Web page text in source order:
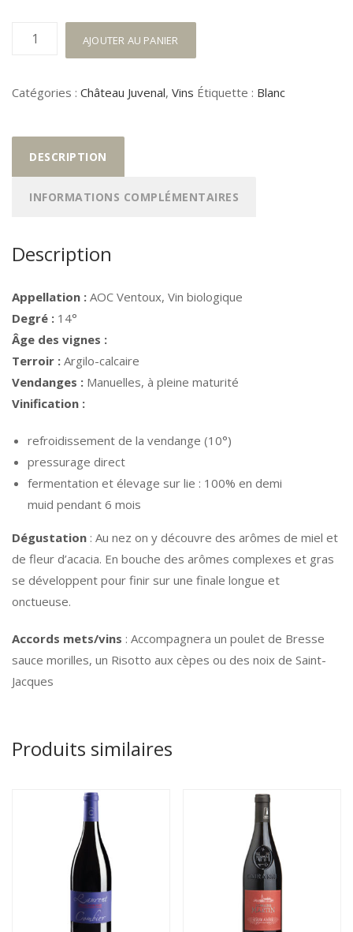
quantité
Blanc
AJOUTER AU PANIER
Catégories : Château Juvenal, Vins Étiquette : Blanc
DESCRIPTION
INFORMATIONS COMPLÉMENTAIRES
Description
Appellation : AOC Ventoux, Vin biologique
Degré : 14°
Âge des vignes :
Terroir : Argilo-calcaire
Vendanges : Manuelles, à pleine maturité
Vinification :
refroidissement de la vendange (10°)
pressurage direct
fermentation et élevage sur lie : 100% en demi
muid pendant 6 mois
Dégustation : Au nez on y découvre des arômes de miel et
de fleur d’acacia. En bouche des arômes complexes et gras
se développent pour finir sur une finale longue et
onctueuse.
Accords mets/vins : Accompagnera un poulet de Bresse
sauce morilles, un Risotto aux cèpes ou des noix de Saint-
Jacques
Produits similaires